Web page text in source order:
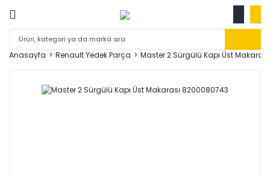
Anasayfa Renault Yedek Parça Master 2 Sürgülü Kapı Üst